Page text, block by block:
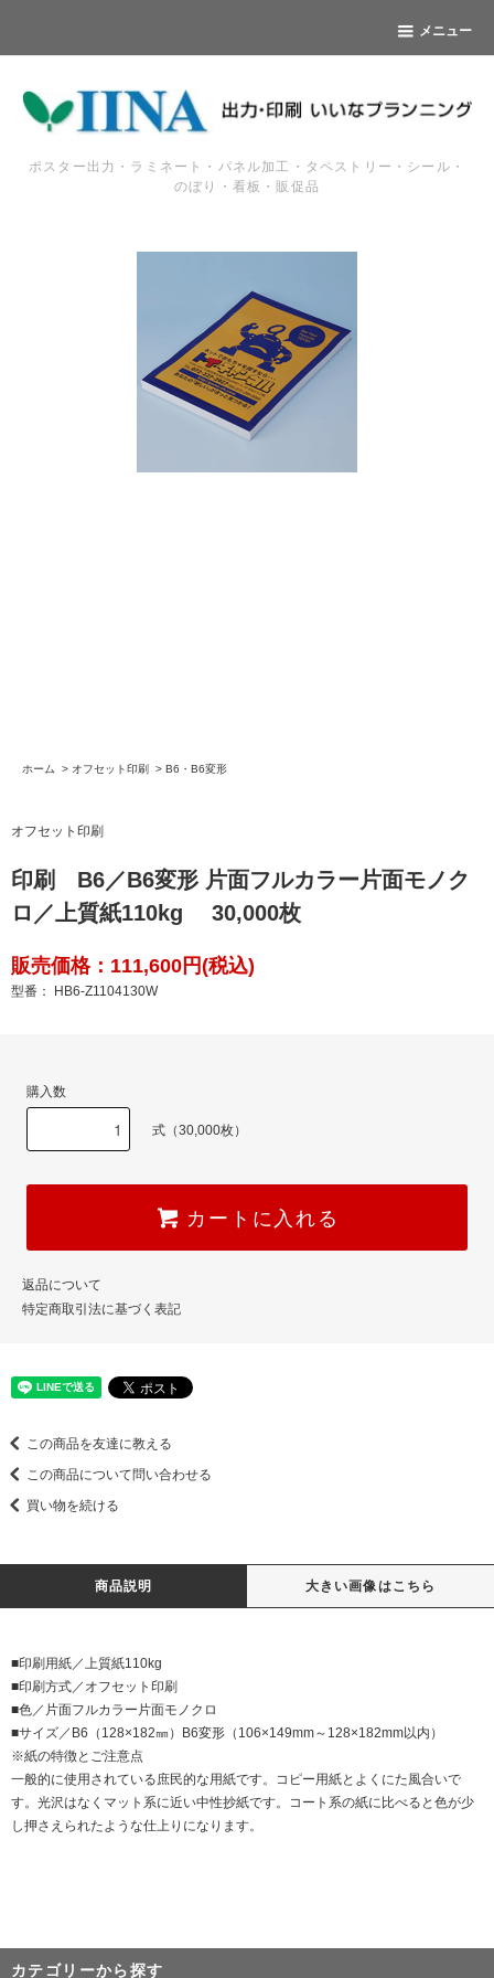
メニュー
ポスター出力・ラミネート・パネル加工・タペストリー・シール・
のぼり・看板・販促品
ホーム > オフセット印刷 > B6・B6変形
オフセット印刷
印刷 B6／B6変形 片面フルカラー片面モノク
ロ／上質紙110kg 30,000枚
販売価格：111,600円(税込)
型番： HB6-Z1104130W
購入数
式（30,000枚）
カートに入れる
返品について
特定商取引法に基づく表記
この商品を友達に教える
この商品について問い合わせる
買い物を続ける
商品説明 大きい画像はこちら
■印刷用紙／上質紙110kg
■印刷方式／オフセット印刷
■色／片面フルカラー片面モノクロ
■サイズ／B6（128×182㎜）B6変形（106×149mm～128×182mm以内）
※紙の特徴とご注意点
一般的に使用されている庶民的な用紙です。コピー用紙とよくにた風合いで
す。光沢はなくマット系に近い中性抄紙です。コート系の紙に比べると色が少
し押さえられたような仕上りになります。
カテゴリーから探す